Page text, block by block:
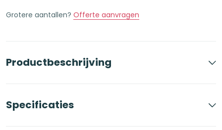
Grotere aantallen? Offerte aanvragen
Productbeschrijving
Specificaties